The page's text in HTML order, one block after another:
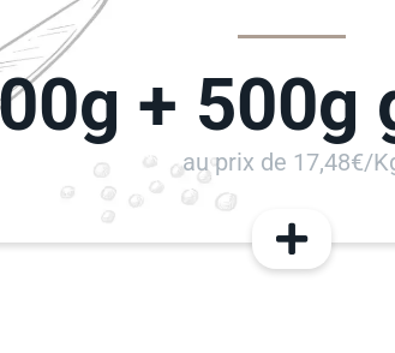
+ 500g
au prix de 17,48€/